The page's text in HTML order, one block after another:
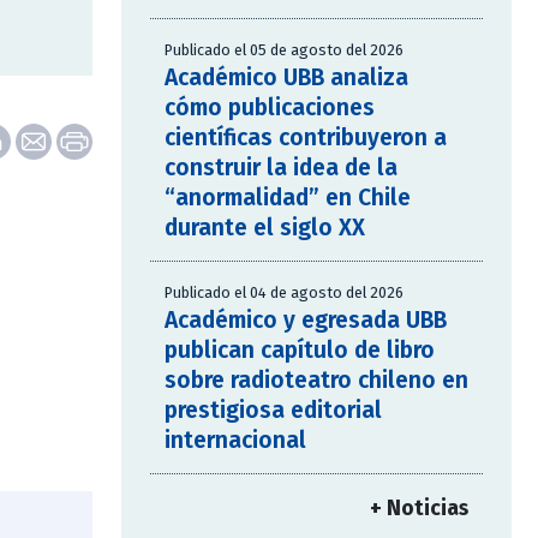
Publicado el 05 de agosto del 2026
Académico UBB analiza
cómo publicaciones
científicas contribuyeron a
construir la idea de la
“anormalidad” en Chile
durante el siglo XX
Publicado el 04 de agosto del 2026
Académico y egresada UBB
publican capítulo de libro
sobre radioteatro chileno en
prestigiosa editorial
internacional
+ Noticias